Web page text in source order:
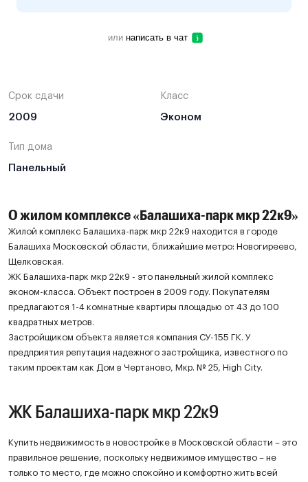
или написать в чат
Срок сдачи
2009
Класс
Эконом
Тип дома
Панельный
О жилом комплексе «Балашиха-парк мкр 22к9»
Жилой комплекс Балашиха-парк мкр 22к9 находится в городе
Балашиха Московской области, ближайшие метро: Новогиреево,
Щелковская.
ЖК Балашиха-парк мкр 22к9 - это панельный жилой комплекс
эконом-класса. Объект построен в 2009 году. Покупателям
предлагаются 1-4 комнатные квартиры площадью от 43 до 100
квадратных метров.
Застройщиком объекта является компания СУ-155 ГК. У
предприятия репутация надежного застройщика, известного по
таким проектам как Дом в Чертаново, Мкр. № 25, High City.
ЖК Балашиха-парк мкр 22к9
Купить недвижимость в новостройке в Московской области – это
правильное решение, поскольку недвижимое имущество – не
только то место, где можно спокойно и комфортно жить всей